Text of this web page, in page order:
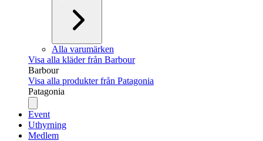
Alla varumärken
Visa alla kläder från Barbour
Barbour
Visa alla produkter från Patagonia
Patagonia
Event
Uthyrning
Medlem